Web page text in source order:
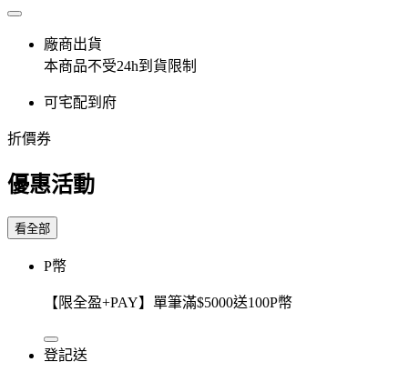
廠商出貨
本商品不受24h到貨限制
可宅配到府
折價券
優惠活動
看全部
P幣
【限全盈+PAY】單筆滿$5000送100P幣
登記送